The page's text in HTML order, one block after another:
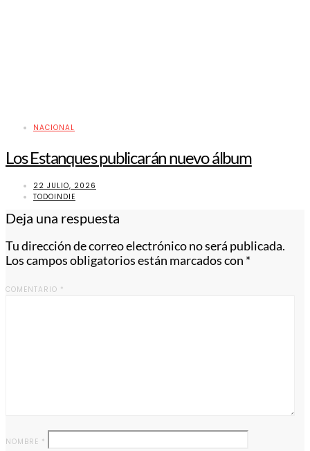
NACIONAL
Los Estanques publicarán nuevo álbum
22 JULIO, 2026
TODOINDIE
Deja una respuesta
Tu dirección de correo electrónico no será publicada.
Los campos obligatorios están marcados con *
COMENTARIO *
NOMBRE *